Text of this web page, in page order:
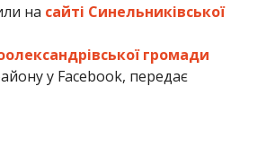
на сайті Синельниківської
громади
у Facebook, передає